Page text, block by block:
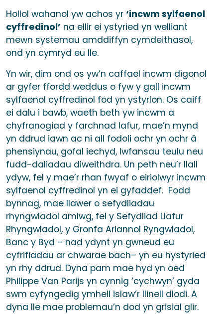
Hollol wahanol yw achos yr ‘incwm sylfaenol
cyffredinol’ na ellir ei ystyried yn welliant
mewn systemau amddiffyn cymdeithasol,
ond yn cymryd eu lle.
Yn wir, dim ond os yw’n caffael incwm digonol
ar gyfer ffordd weddus o fyw y gall incwm
sylfaenol cyffredinol fod yn ystyrlon. Os caiff
ei dalu i bawb, waeth beth yw incwm a
chyfranogiad y farchnad lafur, mae’n mynd
yn ddrud iawn ac ni all fodoli ochr yn ochr â
phensiynau, gofal iechyd, lwfansau teulu neu
fudd-daliadau diweithdra. Un peth neu’r llall
ydyw, fel y mae’r rhan fwyaf o eiriolwyr incwm
sylfaenol cyffredinol yn ei gyfaddef. Fodd
bynnag, mae llawer o sefydliadau
rhyngwladol amlwg, fel y Sefydliad Llafur
Rhyngwladol, y Gronfa Ariannol Ryngwladol,
Banc y Byd – nad ydynt yn gwneud eu
cyfrifiadau ar chwarae bach– yn eu hystyried
yn rhy ddrud. Dyna pam mae hyd yn oed
Philippe Van Parijs yn cynnig ‘cychwyn’ gyda
swm cyfyngedig ymhell islaw’r llinell dlodi. A
dyna lle mae problemau’n dod yn grisial glir.